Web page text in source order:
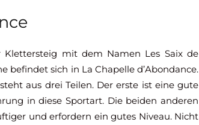
Klettersteig mit dem Namen Les Saix de
befindet sich in La Chapelle d’Abondance.
aus drei Teilen. Der erste ist eine gute
in diese Sportart. Die beiden anderen
und erfordern ein gutes Niveau. Nicht